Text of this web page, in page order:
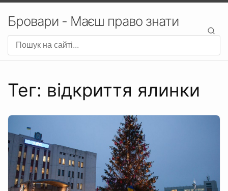
Бровари - Маєш право знати
Тег: відкриття ялинки